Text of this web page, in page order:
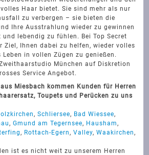
Haar bietet. Sie sind mehr als nur
zu verbergen – sie bieten die
Ihre Ausstrahlung wieder zu gewinnen
lebendig zu fühlen. Bei Top Secret
Ziel, Ihnen dabei zu helfen, wieder volles
in vollen Zügen zu genießen.
München auf Diskretion
Service Angebot.
Miesbach kommen Kunden für Herren
Toupets und Perücken zu uns
,Schliersee, Bad Wiessee,
,Gmund am Tegernsee, Hausham,
, Rottach-Egern,Valley,Waakirchen,
ist es nicht weit zu unserem Herren